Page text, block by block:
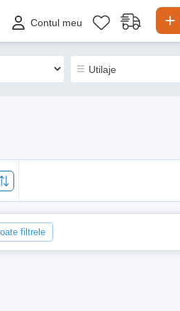
Contul meu
filtrele